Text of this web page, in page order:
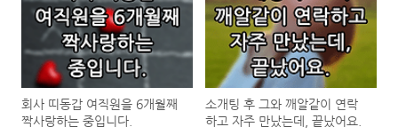
회사 띠동갑 여직원을 6개월째
짝사랑하는 중입니다.
소개팅 후 그와 깨알같이 연락
하고 자주 만났는데, 끝났어요.